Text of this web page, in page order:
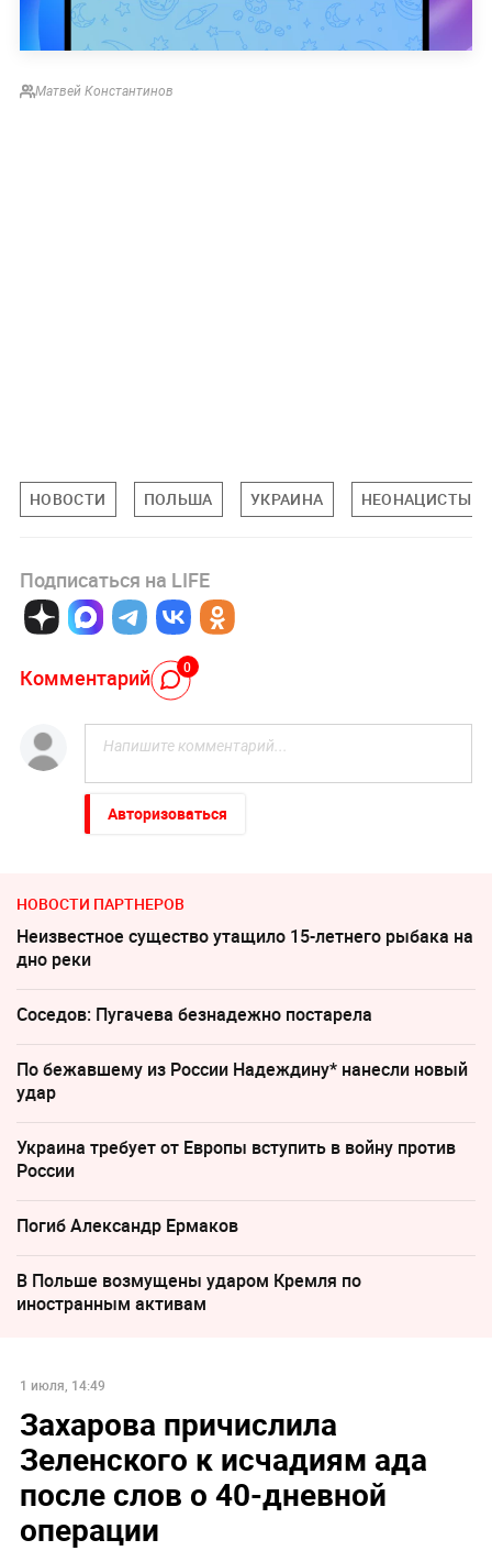
Матвей Константинов
НОВОСТИ ПОЛЬША УКРАИНА НЕОНАЦИСТЫ
Подписаться на LIFE
Комментарий 0
Авторизоваться
НОВОСТИ ПАРТНЕРОВ
Неизвестное существо утащило 15-летнего рыбака на
дно реки
Соседов: Пугачева безнадежно постарела
По бежавшему из России Надеждину* нанесли новый
удар
Украина требует от Европы вступить в войну против
России
Погиб Александр Ермаков
В Польше возмущены ударом Кремля по
иностранным активам
1 июля, 14:49
Захарова причислила
Зеленского к исчадиям ада
после слов о 40-дневной
операции